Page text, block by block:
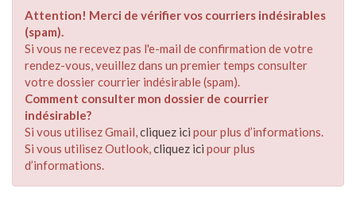
Attention! Merci de vérifier vos courriers indésirables
(spam).
Si vous ne recevez pas l'e-mail de confirmation de votre
rendez-vous, veuillez dans un premier temps consulter
votre dossier courrier indésirable (spam).
Comment consulter mon dossier de courrier
indésirable?
Si vous utilisez Gmail,cliquez ici pour plus d’informations.
Si vous utilisez Outlook,cliquez ici pour plus
d’informations.